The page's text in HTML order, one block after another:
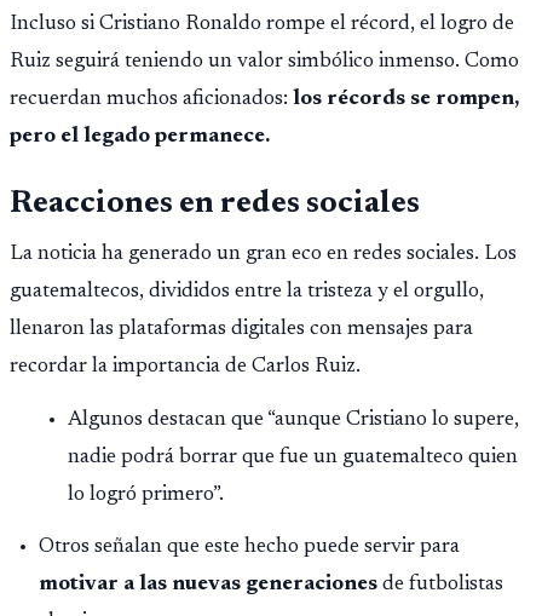
Incluso si Cristiano Ronaldo rompe el récord, el logro de
Ruiz seguirá teniendo un valor simbólico inmenso. Como
recuerdan muchos aficionados: los récords se rompen,
pero el legado permanece.
Reacciones en redes sociales
La noticia ha generado un gran eco en redes sociales. Los
guatemaltecos, divididos entre la tristeza y el orgullo,
llenaron las plataformas digitales con mensajes para
recordar la importancia de Carlos Ruiz.
Algunos destacan que “aunque Cristiano lo supere,
nadie podrá borrar que fue un guatemalteco quien
lo logró primero”.
Otros señalan que este hecho puede servir para
motivar a las nuevas generaciones de futbolistas